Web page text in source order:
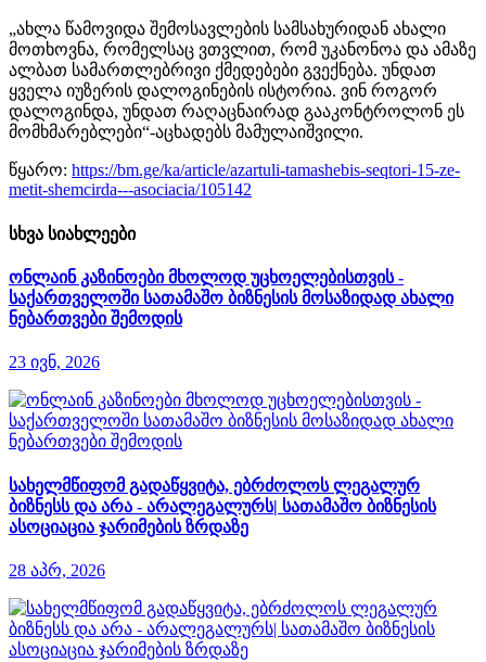
„ახლა წამოვიდა შემოსავლების სამსახურიდან ახალი
მოთხოვნა, რომელსაც ვთვლით, რომ უკანონოა და ამაზე
ალბათ სამართლებრივი ქმედებები გვექნება. უნდათ
ყველა იუზერის დალოგინების ისტორია. ვინ როგორ
დალოგინდა, უნდათ რაღაცნაირად გააკონტროლონ ეს
მომხმარებლები“-აცხადებს მამულაიშვილი.
წყარო: https://bm.ge/ka/article/azartuli-tamashebis-seqtori-15-ze-
metit-shemcirda---asociacia/105142
სხვა სიახლეები
ონლაინ კაზინოები მხოლოდ უცხოელებისთვის -
საქართველოში სათამაშო ბიზნესის მოსაზიდად ახალი
ნებართვები შემოდის
23 ივნ, 2026
სახელმწიფომ გადაწყვიტა, ებრძოლოს ლეგალურ
ბიზნესს და არა - არალეგალურს| სათამაშო ბიზნესის
ასოციაცია ჯარიმების ზრდაზე
28 აპრ, 2026